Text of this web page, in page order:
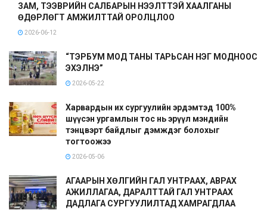
ЗАМ, ТЭЭВРИЙН САЛБАРЫН НЭЭЛТТЭЙ ХААЛГАНЫ
ӨДӨРЛӨГТ АМЖИЛТТАЙ ОРОЛЦЛОО
2026-06-12
“ТЭРБУМ МОД ТАНЫ ТАРЬСАН НЭГ МОДНООС
ЭХЭЛНЭ”
2026-05-22
Харвардын их сургуулийн эрдэмтэд 100%
шүүсэн ургамлын тос нь эрүүл мэндийн
тэнцвэрт байдлыг дэмждэг болохыг
тогтоожээ
2026-05-06
АГААРЫН ХӨЛГИЙН ГАЛ УНТРААХ, АВРАХ
АЖИЛЛАГАА, ДАРАЛТТАЙ ГАЛ УНТРААХ
ДАДЛАГА СУРГУУЛИЛТАД ХАМРАГДЛАА